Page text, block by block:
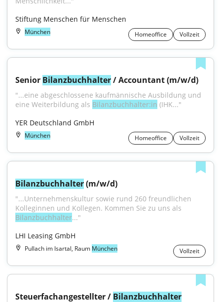
Stiftung Menschen für Menschen
München Homeoffice Vollzeit
Senior Bilanzbuchhalter / Accountant (m/w/d)
"...eine abgeschlossene kaufmännische Ausbildung und
eine Weiterbildung als Bilanzbuchhalter:in (IHK..."
YER Deutschland GmbH
München Homeoffice Vollzeit
Bilanzbuchhalter (m/w/d)
"...Unter­nehmens­kultur sowie rund 260 freundlichen
Bilanzbuchhalter..."
LHI Leasing GmbH
Pullach im Isartal, Raum München Vollzeit
Steuerfachangestellter / Bilanzbuchhalter